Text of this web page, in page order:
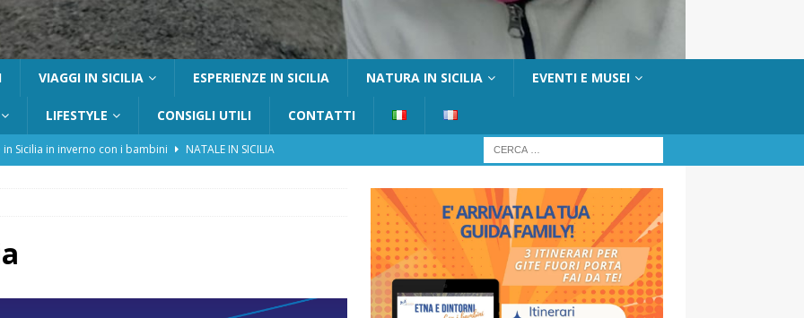
VIAGGI IN SICILIA ESPERIENZE IN SICILIA NATURA IN SICILIA EVENTI E MUSEI
LIFESTYLE CONSIGLI UTILI CONTATTI
in Sicilia in inverno con i bambini
NATALE IN SICILIA
con bambini: guida completa su come arrivare,
FUORI PORTA